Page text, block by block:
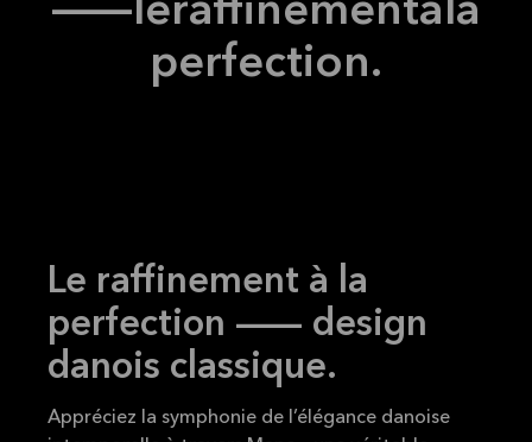
—leraffinementàla
perfection.
Le raffinement à la
perfection — design
danois classique.
Appréciez la symphonie de l’élégance danoise